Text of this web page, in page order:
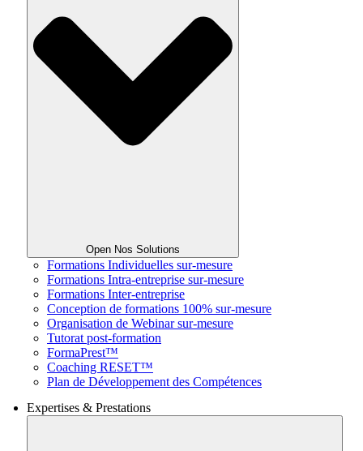
Open Nos Solutions
Formations Individuelles sur-mesure
Formations Intra-entreprise sur-mesure
Formations Inter-entreprise
Conception de formations 100% sur-mesure
Organisation de Webinar sur-mesure
Tutorat post-formation
FormaPrest™
Coaching RESET™
Plan de Développement des Compétences
Expertises & Prestations